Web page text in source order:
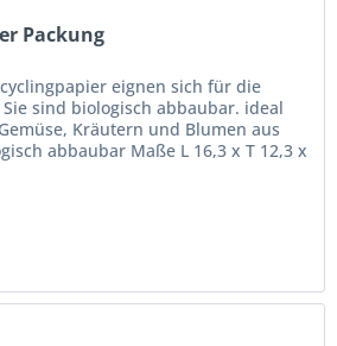
Packung
eignen sich für die
sind biologisch abbaubar. ideal
Kräutern und Blumen aus
abbaubar Maße L 16,3 x T 12,3 x